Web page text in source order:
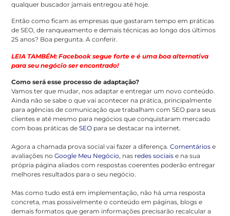
qualquer buscador jamais entregou até hoje.
Então como ficam as empresas que gastaram tempo em práticas
de SEO, de ranqueamento e demais técnicas ao longo dos últimos
25 anos? Boa pergunta. A conferir.
LEIA TAMBÉM: Facebook segue forte e é uma boa alternativa
para seu negócio ser encontrado!
Como será esse processo de adaptação?
Vamos ter que mudar, nos adaptar e entregar um novo conteúdo.
Ainda não se sabe o que vai acontecer na prática, principalmente
para agências de comunicação que trabalham com SEO para seus
clientes e até mesmo para negócios que conquistaram mercado
com boas práticas deSEO para se destacar na internet.
Agora a chamada prova social vai fazer a diferença.Comentários e
avaliações noGoogle Meu Negócio, nas redes sociais e na sua
própria página aliados com respostas coerentes poderão entregar
melhores resultados para o seu negócio.
Mas como tudo está em implementação, não há uma resposta
concreta, mas possivelmente o conteúdo em páginas, blogs e
demais formatos que geram informações precisarão recalcular a